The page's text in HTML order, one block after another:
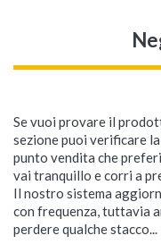
Se vuoi provare il
sezione puoi verificare
punto vendita che
vai tranquillo e corri a
Il nostro sistema
con frequenza, tuttavia
perdere qualche stacco...